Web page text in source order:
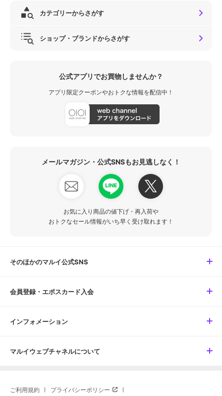
カテゴリーからさがす
ショップ・ブランドからさがす
公式アプリでお買物しませんか？
アプリ限定クーポンやおトクな情報を配信中！
メールマガジン・公式SNSもお見逃しなく！
お気に入り商品の値下げ・再入荷や
おトクなセール情報がいち早く受け取れます！
そのほかのマルイ公式SNS
会員登録・エポスカード入会
インフォメーション
マルイウェブチャネルについて
ご利用規約 プライバシーポリシー